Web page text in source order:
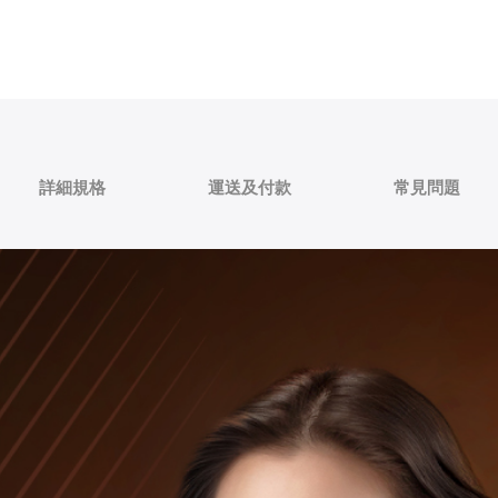
詳細規格 運送及付款 常見問題